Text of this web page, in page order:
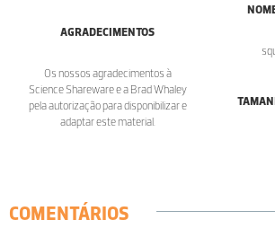
AGRADECIMENTOS
Os nossos agradecimentos à
Science Shareware e a Brad Whaley
pela autorização para disponibilizar e
adaptar este material.
COMENTÁRIOS